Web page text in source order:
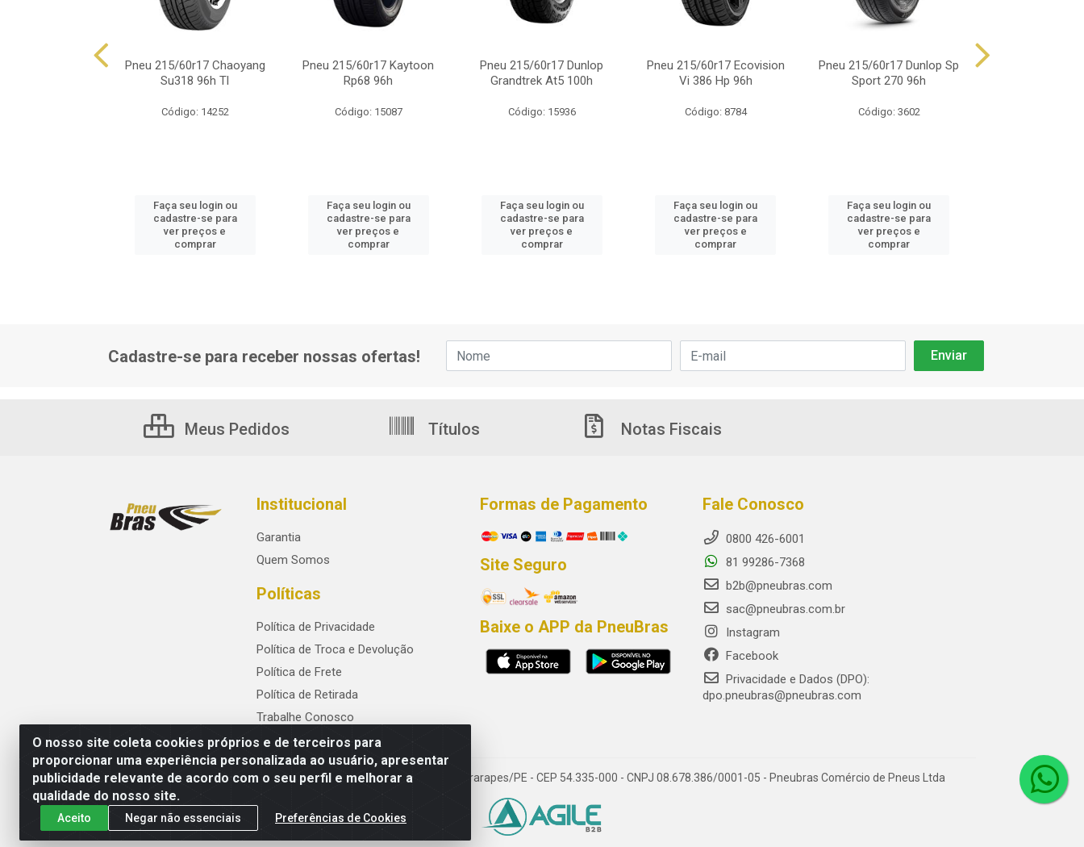
Pneu 215/60r17 Chaoyang
Su318 96h Tl
Código: 14252
Faça seu login ou
cadastre-se para
ver preços e
comprar
Pneu 215/60r17 Kaytoon
Rp68 96h
Código: 15087
Faça seu login ou
cadastre-se para
ver preços e
comprar
Pneu 215/60r17 Dunlop
Grandtrek At5 100h
Código: 15936
Faça seu login ou
cadastre-se para
ver preços e
comprar
Pneu 215/60r17 Ecovision
Vi 386 Hp 96h
Código: 8784
Faça seu login ou
cadastre-se para
ver preços e
comprar
Pneu 215/60r17 Dunlop Sp
Sport 270 96h
Código: 3602
Faça seu login ou
cadastre-se para
ver preços e
comprar
O nosso site coleta cookies próprios e de terceiros para
proporcionar uma experiência personalizada ao usuário, apresentar
publicidade relevante de acordo com o seu perfil e melhorar a
qualidade do nosso site.
Aceito Negar não essenciais Preferências de Cookies
Cadastre-se para receber nossas ofertas!
Meus Pedidos Títulos Notas Fiscais
Institucional
Garantia
Quem Somos
Políticas
Política de Privacidade
Política de Troca e Devolução
Política de Frete
Política de Retirada
Trabalhe Conosco
Formas de Pagamento
Site Seguro
Baixe o APP da PneuBras
Fale Conosco
0800 426-6001
81 99286-7368
b2b@pneubras.com
sac@pneubras.com.br
Instagram
Facebook
Privacidade e Dados (DPO):
dpo.pneubras@pneubras.com
PneuBras - Rodovia BR-101, KM 82 - Prazeres, Jaboatão dos Guararapes/PE - CEP 54.335-000 - CNPJ 08.678.386/0001-05 - Pneubras Comércio de Pneus Ltda